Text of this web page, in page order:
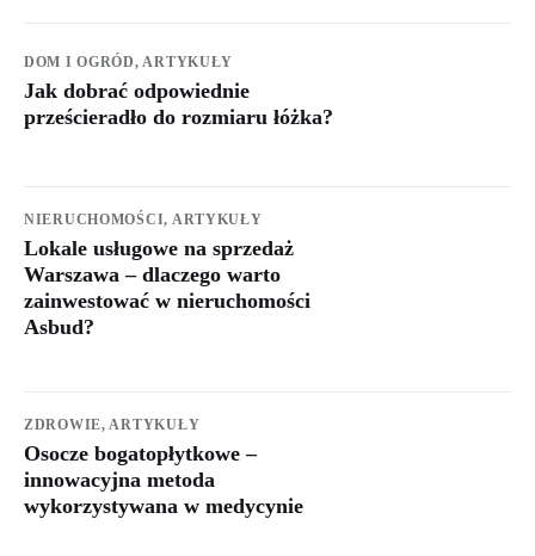
DOM I OGRÓD, ARTYKUŁY
Jak dobrać odpowiednie
prześcieradło do rozmiaru łóżka?
NIERUCHOMOŚCI, ARTYKUŁY
Lokale usługowe na sprzedaż
Warszawa – dlaczego warto
zainwestować w nieruchomości
Asbud?
ZDROWIE,ARTYKUŁY
Osocze bogatopłytkowe –
innowacyjna metoda
wykorzystywana w medycynie